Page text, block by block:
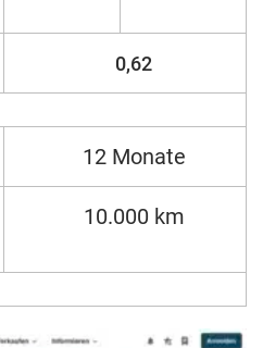
0,62
12 Monate
10.000 km